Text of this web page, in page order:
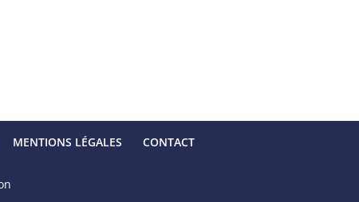
MENTIONS LÉGALES CONTACT